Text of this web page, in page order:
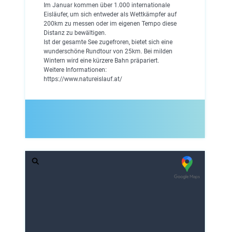
Im Januar kommen über 1.000 internationale
Eisläufer, um sich entweder als Wettkämpfer auf
200km zu messen oder im eigenen Tempo diese
Distanz zu bewältigen.
Ist der gesamte See zugefroren, bietet sich eine
wunderschöne Rundtour von 25km. Bei milden
Wintern wird eine kürzere Bahn präpariert.
Weitere Informationen:
https://www.natureislauf.at/